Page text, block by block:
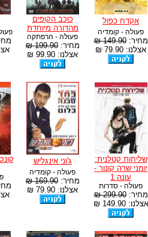
אקדח כפול
פעולה - קומדיה
מחיר:149.90 ₪
אצלנו: 79.90 ₪
כוכב הקופים
מהדורה מיוחדת
פעולה - הרפתקה
מחיר:199.90 ₪
אצלנו: 99.90 ₪
שליחות קטלנית:
יומני שרה קונור -
עונה 1
פעולה - סדרות
מחיר:299.90 ₪
אצלנו: 149.90 ₪
ג'וני אינגליש
פעולה - קומדיה
מחיר:169.90 ₪
אצלנו: 79.90 ₪